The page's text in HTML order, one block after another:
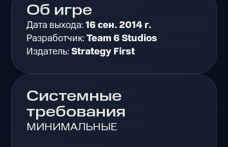
Об игре
Дата выхода:16 сен. 2014 г.
Разработчик:Team 6 Studios
Издатель:Strategy First
Системные
требования
МИНИМАЛЬНЫЕ